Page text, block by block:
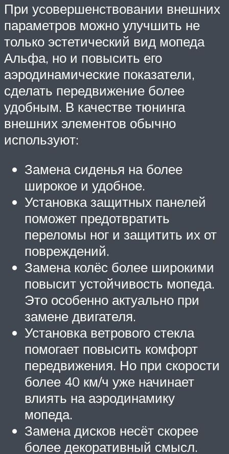
При усовершенствовании внешних
параметров можно улучшить не
только эстетический вид мопеда
Альфа, но и повысить его
аэродинамические показатели,
сделать передвижение более
удобным. В качестве тюнинга
внешних элементов обычно
используют:
Замена сиденья на более
широкое и удобное.
Установка защитных панелей
поможет предотвратить
переломы ног и защитить их от
повреждений.
Замена колёс более широкими
повысит устойчивость мопеда.
Это особенно актуально при
замене двигателя.
Установка ветрового стекла
помогает повысить комфорт
передвижения. Но при скорости
более 40 км/ч уже начинает
влиять на аэродинамику
мопеда.
Замена дисков несёт скорее
более декоративный смысл.